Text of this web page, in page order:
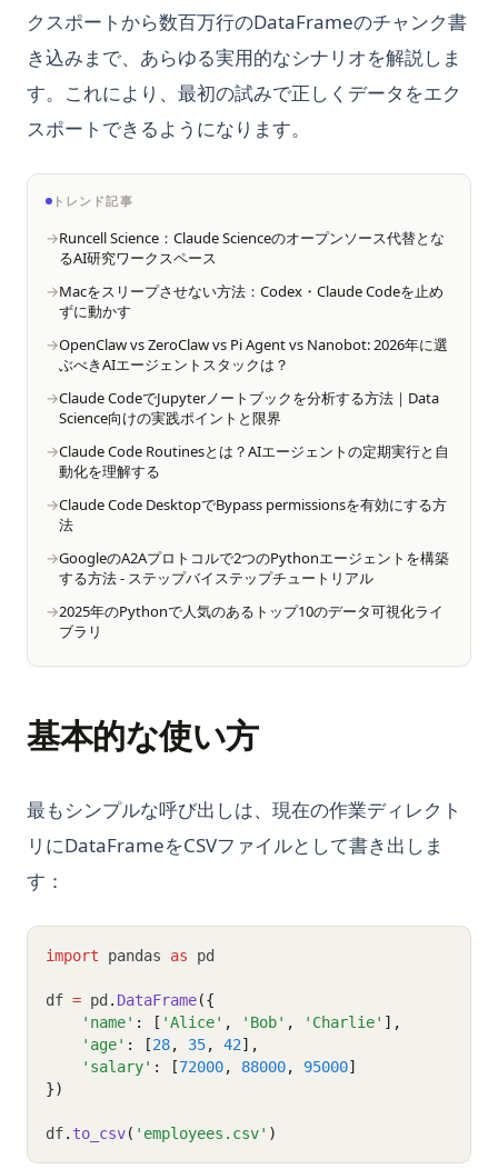
クスポートから数百万行のDataFrameのチャンク書
き込みまで、あらゆる実用的なシナリオを解説しま
す。これにより、最初の試みで正しくデータをエク
スポートできるようになります。
トレンド記事
Runcell Science：Claude Scienceのオープンソース代替とな
るAI研究ワークスペース
Macをスリープさせない方法：Codex・Claude Codeを止め
ずに動かす
OpenClaw vs ZeroClaw vs Pi Agent vs Nanobot: 2026年に選
ぶべきAIエージェントスタックは？
Claude CodeでJupyterノートブックを分析する方法｜Data
Science向けの実践ポイントと限界
Claude Code Routinesとは？AIエージェントの定期実行と自
動化を理解する
Claude Code DesktopでBypass permissionsを有効にする方
法
GoogleのA2Aプロトコルで2つのPythonエージェントを構築
する方法 - ステップバイステップチュートリアル
2025年のPythonで人気のあるトップ10のデータ可視化ライ
ブラリ
基本的な使い方
最もシンプルな呼び出しは、現在の作業ディレクト
リにDataFrameをCSVファイルとして書き出しま
す：
import pandas as pd
df = pd . DataFrame({
'name' : [ 'Alice' , 'Bob' , 'Charlie' ],
'age' : [28, 35, 42],
'salary' : [72000, 88000, 95000]
})
df. to_csv( 'employees.csv' )